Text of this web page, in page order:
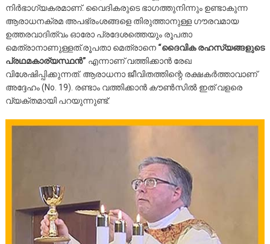
നിർഭാഗ്യകരമാണ്. വൈദികരുടെ ഭാഗത്തുനിന്നും ഉണ്ടാകുന്ന
ആരാധനക്രമ അപഭ്രംശങ്ങളെ തിരുത്താനുള്ള ഗൗരവമായ
ഉത്തരവാദിത്വം ഓരോ പ്രദേശത്തെയും രൂപതാ
മെത്രാനാണുള്ളത്.രൂപതാ മെത്രാനെ “ദൈവിക രഹസ്യങ്ങളുടെ
പ്രഥമകാര്യസ്ഥൻ” എന്നാണ് വത്തിക്കാൻ രേഖ
വിശേഷിപ്പിക്കുന്നത്. ആരാധനാ ജീവിതത്തിന്റെ രക്ഷകർത്താവാണ്
അദ്ദേഹം (No. 19). രണ്ടാം വത്തിക്കാൻ കൗൺസിൽ ഇത് വളരെ
വ്യക്തമായി പറയുന്നുണ്ട്: